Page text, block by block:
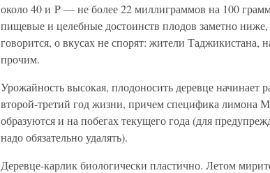
около 40 и P — не более 22 миллиграммов на 100
пищевые и целебные достоинств плодов заметно
говорится, о вкусах не спорят: жители
прочим.
Урожайность высокая, плодоносить деревце начинает
второй-третий год жизни, причем специфика лимона
образуются и на побегах текущего года (для
надо обязательно удалять).
Деревце-карлик биологически пластично. Летом